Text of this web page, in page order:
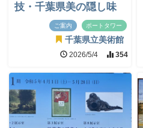
技・千葉県美の隠し味
ご案内 ポートタワー
千葉県立美術館
2026/5/4 354